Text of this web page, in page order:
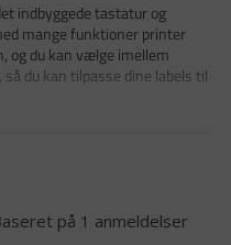
indbyggede tastatur og
mange funktioner printer
og du kan vælge imellem
du kan tilpasse dine labels til
på 1 anmeldelser